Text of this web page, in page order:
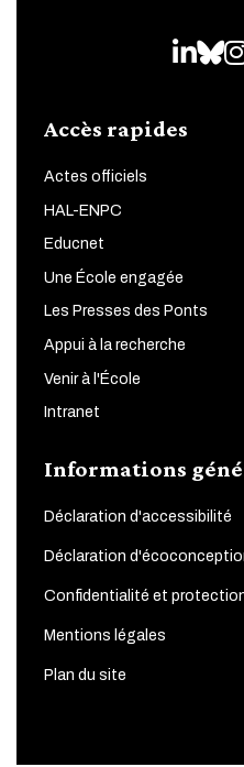
Accès rapides
Actes officiels
HAL-ENPC
Educnet
Une École engagée
Les Presses des Ponts
Appui à la recherche
Venir à l'École
Intranet
Informations
Déclaration d'accessibilité
Déclaration
Confidentialité et
Mentions légales
Plan du site